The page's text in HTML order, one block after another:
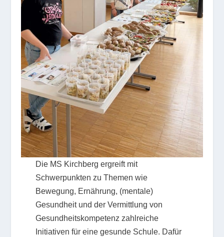
Die MS Kirchberg ergreift mit
Schwerpunkten zu Themen wie
Bewegung, Ernährung, (mentale)
Gesundheit und der Vermittlung von
Gesundheitskompetenz zahlreiche
Initiativen für eine gesunde Schule. Dafür